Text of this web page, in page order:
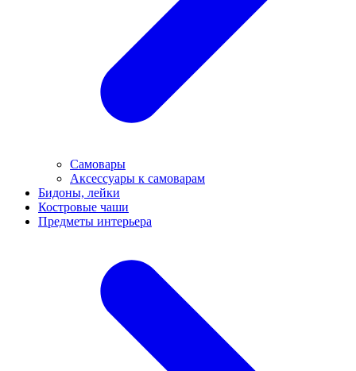
Самовары
Аксессуары к самоварам
Бидоны, лейки
Костровые чаши
Предметы интерьера